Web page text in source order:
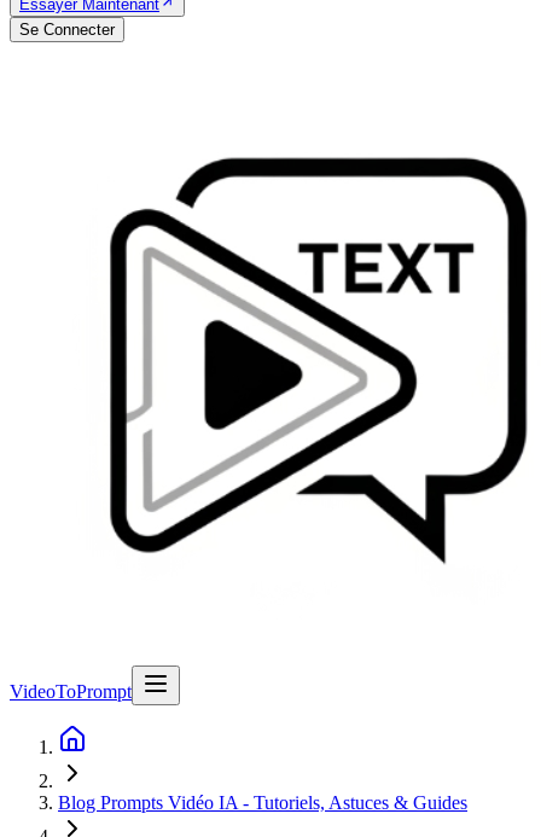
Essayer Maintenant
Se Connecter
VideoToPrompt
Blog Prompts Vidéo IA - Tutoriels, Astuces & Guides